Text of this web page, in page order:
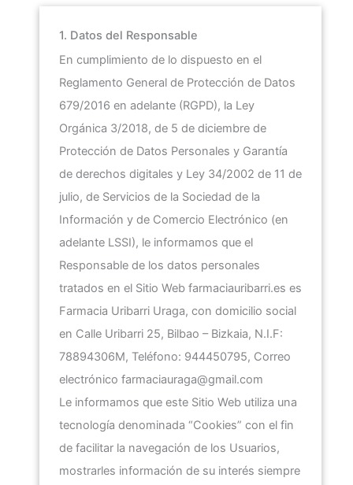
1. Datos del Responsable
En cumplimiento de lo dispuesto en el
Reglamento General de Protección de Datos
679/2016 en adelante (RGPD), la Ley
Orgánica 3/2018, de 5 de diciembre de
Protección de Datos Personales y Garantía
de derechos digitales y Ley 34/2002 de 11 de
julio, de Servicios de la Sociedad de la
Información y de Comercio Electrónico (en
adelante LSSI), le informamos que el
Responsable de los datos personales
tratados en el Sitio Web farmaciauribarri.es es
Farmacia Uribarri Uraga, con domicilio social
en Calle Uribarri 25, Bilbao – Bizkaia, N.I.F:
78894306M, Teléfono: 944450795, Correo
electrónico farmaciauraga@gmail.com
Le informamos que este Sitio Web utiliza una
tecnología denominada “Cookies” con el fin
de facilitar la navegación de los Usuarios,
mostrarles información de su interés siempre